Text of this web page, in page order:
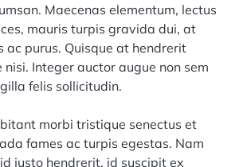
Maecenas elementum, lectus
mauris turpis gravida dui, at
ac purus. Quisque at hendrerit
nisi. Integer auctor augue non sem
felis sollicitudin.
morbi tristique senectus et
fames ac turpis egestas. Nam
justo hendrerit, id suscipit ex